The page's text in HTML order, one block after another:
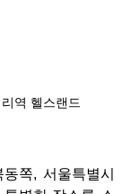
역 헬스랜드
쪽, 서울특별시